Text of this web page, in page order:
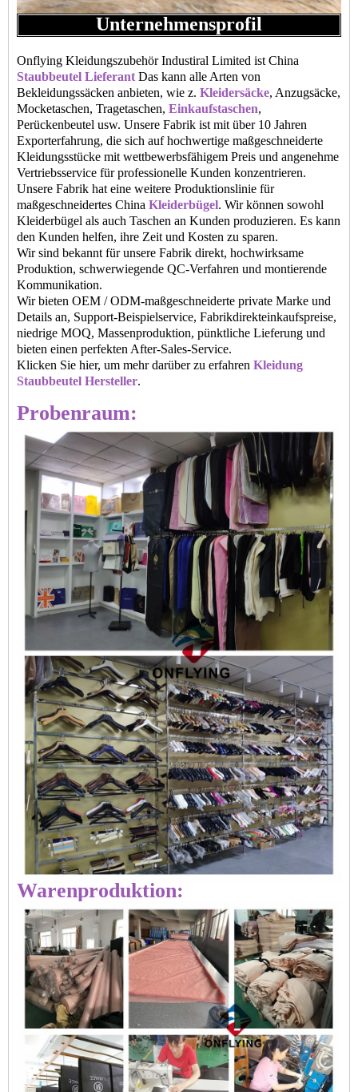
Unternehmensprofil
Onflying Kleidungszubehör Industiral Limited ist China
Staubbeutel Lieferant Das kann alle Arten von
Bekleidungssäcken anbieten, wie z. Kleidersäcke, Anzugsäcke,
Mocketaschen, Tragetaschen, Einkaufstaschen,
Perückenbeutel usw. Unsere Fabrik ist mit über 10 Jahren
Exporterfahrung, die sich auf hochwertige maßgeschneiderte
Kleidungsstücke mit wettbewerbsfähigem Preis und angenehme
Vertriebsservice für professionelle Kunden konzentrieren.
Unsere Fabrik hat eine weitere Produktionslinie für
maßgeschneidertes China Kleiderbügel. Wir können sowohl
Kleiderbügel als auch Taschen an Kunden produzieren. Es kann
den Kunden helfen, ihre Zeit und Kosten zu sparen.
Wir sind bekannt für unsere Fabrik direkt, hochwirksame
Produktion, schwerwiegende QC-Verfahren und montierende
Kommunikation.
Wir bieten OEM / ODM-maßgeschneiderte private Marke und
Details an, Support-Beispielservice, Fabrikdirekteinkaufspreise,
niedrige MOQ, Massenproduktion, pünktliche Lieferung und
bieten einen perfekten After-Sales-Service.
Klicken Sie hier, um mehr darüber zu erfahren Kleidung
Staubbeutel Hersteller.
Probenraum:
Warenproduktion: